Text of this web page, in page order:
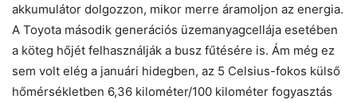
akkumulátor dolgozzon, mikor merre áramoljon az energia.
A Toyota második generációs üzemanyagcellája esetében
a köteg hőjét felhasználják a busz fűtésére is. Ám még ez
sem volt elég a januári hidegben, az 5 Celsius-fokos külső
hőmérsékletben 6,36 kilométer/100 kilométer fogyasztás